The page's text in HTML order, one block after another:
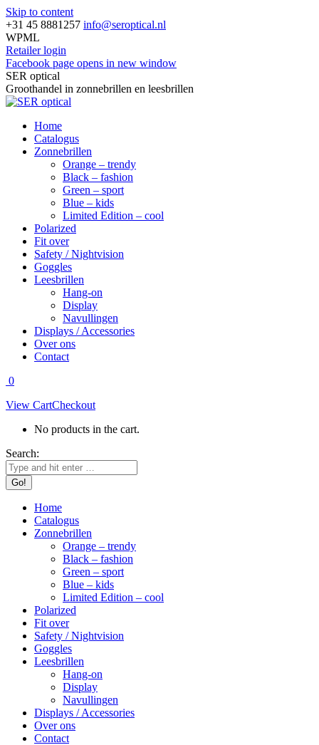
Skip to content
+31 45 8881257 info@seroptical.nl
WPML
Retailer login
Facebook page opens in new window
SER optical
Groothandel in zonnebrillen en leesbrillen
Home
Catalogus
Zonnebrillen
Orange – trendy
Black – fashion
Green – sport
Blue – kids
Limited Edition – cool
Polarized
Fit over
Safety / Nightvision
Goggles
Leesbrillen
Hang-on
Display
Navullingen
Displays / Accessories
Over ons
Contact
0
View CartCheckout
No products in the cart.
Search:
Home
Catalogus
Zonnebrillen
Orange – trendy
Black – fashion
Green – sport
Blue – kids
Limited Edition – cool
Polarized
Fit over
Safety / Nightvision
Goggles
Leesbrillen
Hang-on
Display
Navullingen
Displays / Accessories
Over ons
Contact